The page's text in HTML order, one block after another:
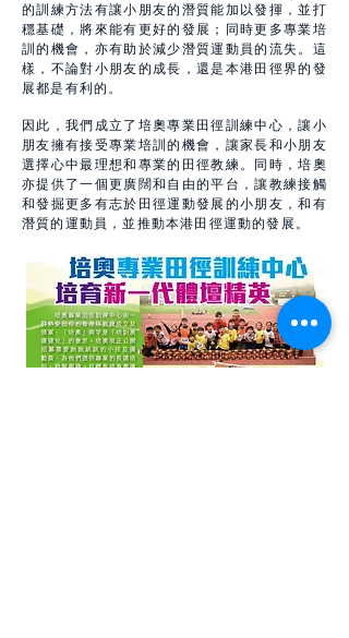
的訓練方法有讓小朋友的潛質能加以發揮，並打
穩基礎，將來能有更好的發展；同時更多專業培
訓的機會，亦有助於減少潛質運動員的流失。這
樣，不論對小朋友的成長，還是本港田徑界的發
展都是有利的。
因此，我們成立了培奧專業田徑訓練中心，讓小
朋友擁有接受專業培訓的機會，讓家長和小朋友
選擇心中最理想和專業的田徑教練。同時，培奧
亦提供了一個更廣闊和自由的平台，讓教練接觸
和發掘更多有志於田徑運動發展的小朋友，和有
潛質的運動員，並推動本港田徑運動的發展。